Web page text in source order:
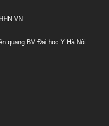
VN
quang BV Đại học Y Hà Nội